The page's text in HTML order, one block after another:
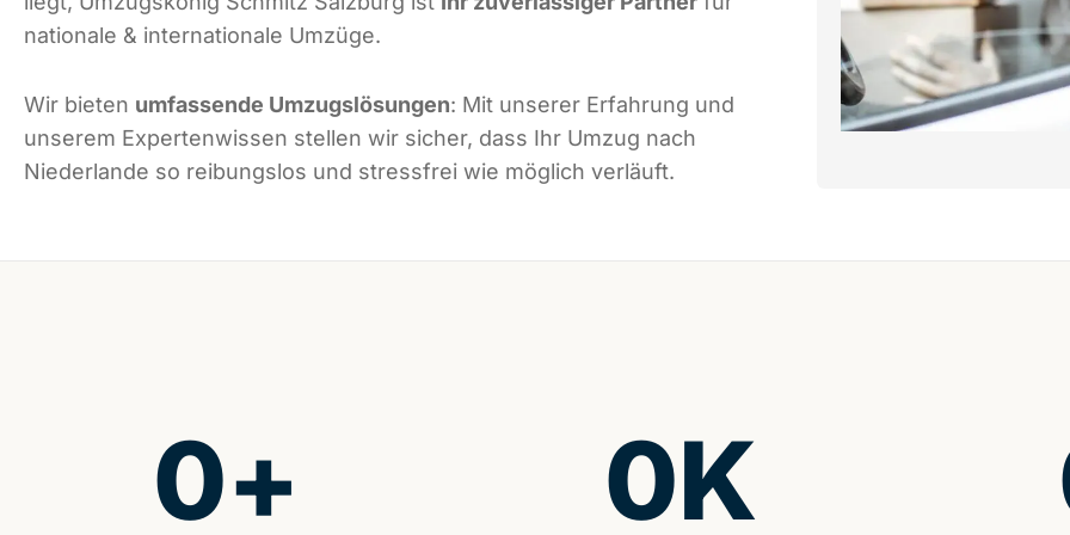
nationale & internationale Umzüge.
Wir bieten umfassende Umzugslösungen: Mit unserer Erfahrung und
unserem Expertenwissen stellen wir sicher, dass Ihr Umzug nach
Niederlande so reibungslos und stressfrei wie möglich verläuft.
0+ 0K